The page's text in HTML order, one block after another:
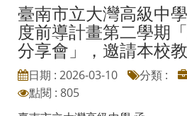
臺南市立大灣高級中
度前導計畫第二學期
分享會」，邀請本校
日期 : 2026-03-10 分類 :
點閱 : 805